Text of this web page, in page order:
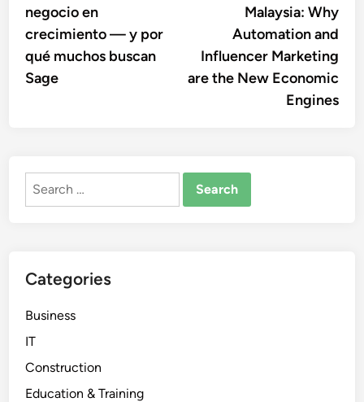
negocio en
crecimiento — y por
qué muchos buscan
Sage
Malaysia: Why
Automation and
Influencer Marketing
are the New Economic
Engines
Search
Categories
Business
IT
Construction
Education & Training